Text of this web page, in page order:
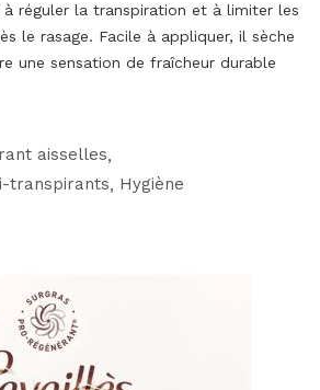
réguler la transpiration et à limiter les
le rasage. Facile à appliquer, il sèche
une sensation de fraîcheur durable
aisselles
transpirants
Hygiène